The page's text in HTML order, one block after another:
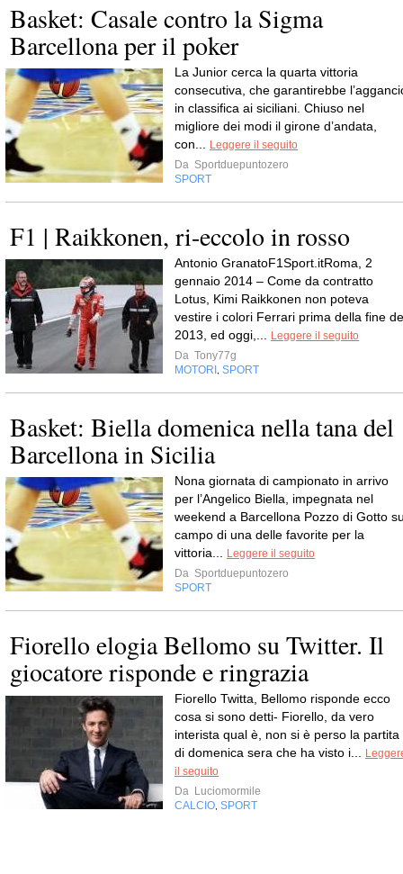
Basket: Casale contro la Sigma
Barcellona per il poker
La Junior cerca la quarta vittoria
consecutiva, che garantirebbe
in classifica ai siciliani. Chiuso nel
migliore dei modi il girone d’andata,
con...
Leggere il seguito
Da Sportduepuntozero
SPORT
F1 | Raikkonen, ri-eccolo in rosso
Antonio GranatoF1Sport.itRoma, 2
gennaio 2014 – Come da contratto
Lotus, Kimi Raikkonen non poteva
vestire i colori Ferrari prima della fine
2013, ed oggi,...
Leggere il seguito
Da Tony77g
MOTORI
SPORT
Basket: Biella domenica nella tana del
Barcellona in Sicilia
Nona giornata di campionato in arrivo
per l’Angelico Biella, impegnata nel
weekend a Barcellona Pozzo di Gotto
campo di una delle favorite per la
vittoria...
Leggere il seguito
Da Sportduepuntozero
SPORT
Fiorello elogia Bellomo su Twitter. Il
giocatore risponde e ringrazia
Fiorello Twitta, Bellomo risponde ecco
cosa si sono detti- Fiorello, da vero
interista qual è, non si è perso la partita
di domenica sera che ha visto i...
il seguito
Da Luciomormile
CALCIO SPORT